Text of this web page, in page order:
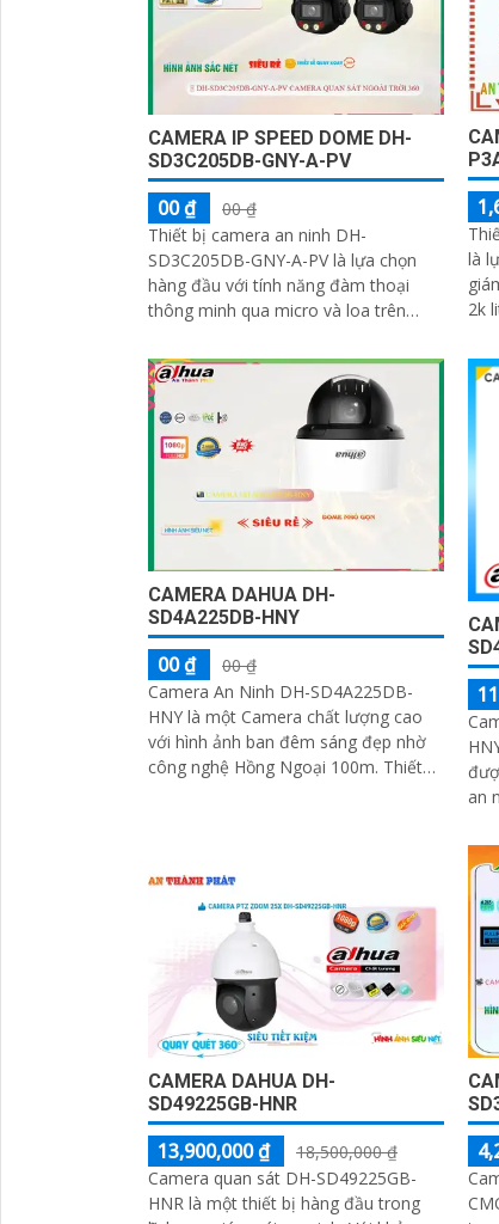
CAMERA IP SPEED DOME DH-
SD3C205DB-GNY-A-PV
00 ₫
00 ₫
Thiết bị camera an ninh DH-
SD3C205DB-GNY-A-PV là lựa chọn
hàng đầu với tính năng đàm thoại
thông minh qua micro và loa trên
thiết bị này...
là
2k lite
CAMERA DAHUA DH-
SD4A225DB-HNY
00 ₫
00 ₫
Camera An Ninh DH-SD4A225DB-
HNY là một Camera chất lượng cao
với hình ảnh ban đêm sáng đẹp nhờ
công nghệ Hồng Ngoại 100m. Thiết
an
CAMERA DAHUA DH-
SD49225GB-HNR
13,900,000 ₫
18,500,000 ₫
Camera quan sát DH-SD49225GB-
HNR là một thiết bị hàng đầu trong